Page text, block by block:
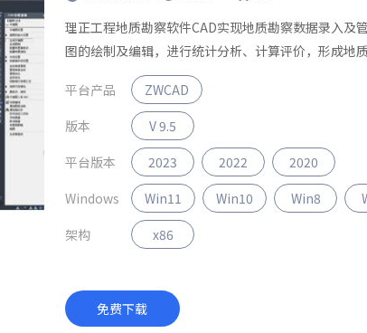
理正工程地质勘察软件CAD实现地质勘察数据录入及
图的绘制及编辑，进行统计分析、计算评价，形成地质
平台产品
ZWCAD
版本
V 9.5
平台版本
2023 2022
2020
Windows
Win11 Win10 Win8
架构
x86
免费下载